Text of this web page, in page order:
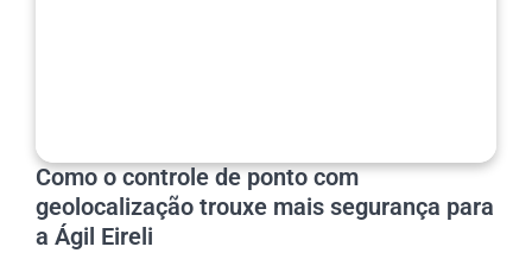
Como o controle de ponto com
geolocalização trouxe mais segurança para
a Ágil Eireli